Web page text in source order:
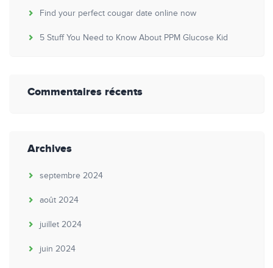
Find your perfect cougar date online now
5 Stuff You Need to Know About PPM Glucose Kid
Commentaires récents
Archives
septembre 2024
août 2024
juillet 2024
juin 2024